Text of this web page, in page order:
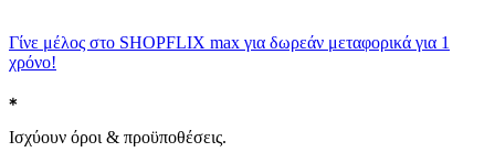
Γίνε μέλος στο SHOPFLIX max για δωρεάν μεταφορικά για 1
χρόνο!
Ισχύουν όροι & προϋποθέσεις.